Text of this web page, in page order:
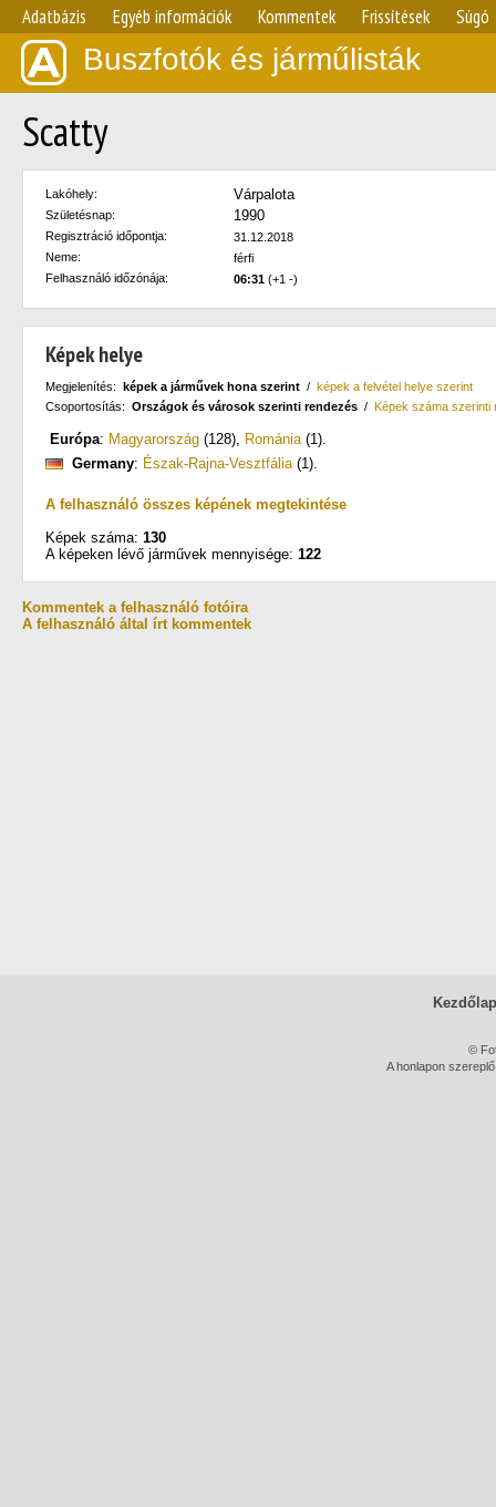
Adatbázis Egyéb információk Kommentek Frissítések Súgó
Buszfotók és járműlisták
Scatty
Lakóhely: Várpalota
Születésnap: 1990
Regisztráció időpontja:
31.12.2018
Neme:
férfi
Felhasználó időzónája:
06:31 (+1 -)
Képek helye
Megjelenítés: képek a járművek hona szerint / képek a felvétel helye szerint
Csoportosítás: Országok és városok szerinti rendezés / Képek száma szerinti
Európa: Magyarország (128), Románia(1).
Germany: Észak-Rajna-Vesztfália(1).
A felhasználó összes képének megtekintése
Képek száma: 130
A képeken lévő járművek mennyisége: 122
Kommentek a felhasználó fotóira
A felhasználó által írt kommentek
Kezdőlap
©
A honlapon